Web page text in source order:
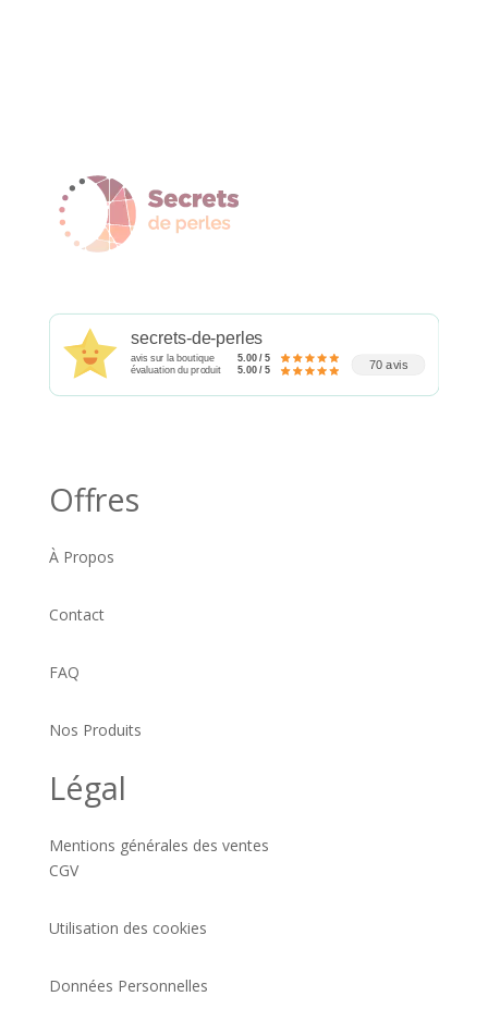
secrets-de-perles
avis sur la boutique 5.00 / 5
évaluation du produit 5.00 / 5 70 avis
Offres
À Propos
Contact
FAQ
Nos Produits
Légal
Mentions générales des ventes
CGV
Utilisation des cookies
Données Personnelles